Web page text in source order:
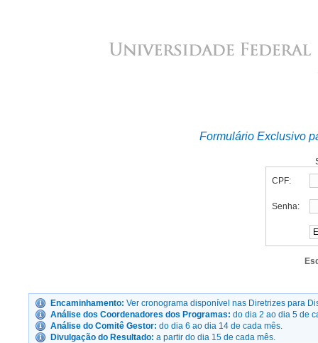
Formulário Exclusivo
CPF:
Senha:
Encaminhamento: Ver cronograma disponível nas Diretrizes para
Análise dos Coordenadores dos Programas: do dia 2 ao dia 5 de
Análise do Comitê Gestor: do dia 6 ao dia 14 de cada mês.
Divulgação do Resultado: a partir do dia 15 de cada mês.